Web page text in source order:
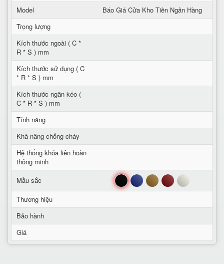
Model
Báo Giá Cửa Kho Tiền Ngân Hàng
Trọng lượng
Kích thước ngoài ( C *
R * S ) mm
Kích thước sử dụng ( C
* R * S ) mm
Kích thước ngăn kéo (
C * R * S ) mm
Tính năng
Khả năng chống cháy
Hệ thống khóa liên hoàn
thông minh
Mầu sắc
Đen Xanh Nâu Đỏ Trắng
Thương hiệu
Bảo hành
Giá